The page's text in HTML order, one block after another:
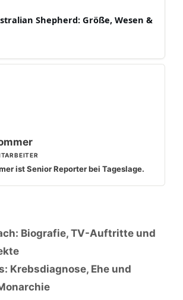
Shepherd: Größe, Wesen &
ist Senior Reporter bei Tageslage.
Biografie, TV-Auftritte und
Krebsdiagnose, Ehe und